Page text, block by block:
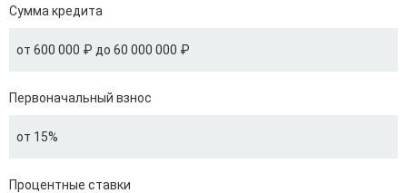
Сумма кредита
от 600 000 ₽ до 60 000 000 ₽
Первоначальный взнос
от 15%
Процентные ставки